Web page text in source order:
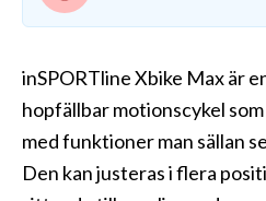
inSPORTline Xbike Max är
hopfällbar motionscykel
med funktioner man sällan
Den kan justeras i flera